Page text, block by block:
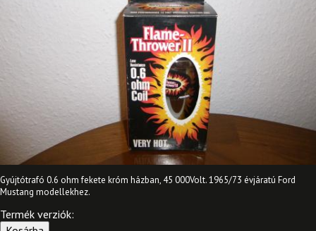
Gyújtótrafó 0.6 ohm fekete króm házban, 45 000Volt. 1965/73 évjáratú Ford
Mustang modellekhez.
Termék verziók: